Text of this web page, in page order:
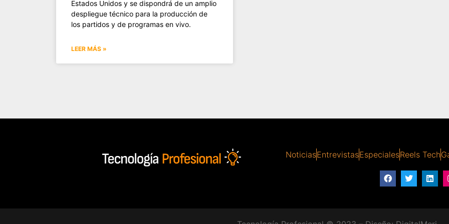
Estados Unidos y se dispondrá de un amplio
despliegue técnico para la producción de
los partidos y de programas en vivo.
LEER MÁS »
NoticiasEntrevistasEspecialesReels Tech